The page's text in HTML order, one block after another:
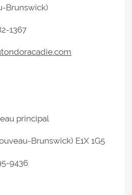
Brunswick)
1367
principal
Brunswick) E1X 1G5
9436